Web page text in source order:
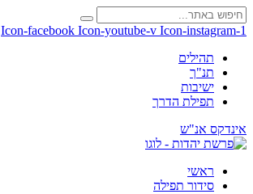
Icon-facebook Icon-youtube-v Icon-instagram-1
תהילים
תנ"ך
ישיבות
תפילת הדרך
אינדקס אנ"ש
ראשי
סידור תפילה